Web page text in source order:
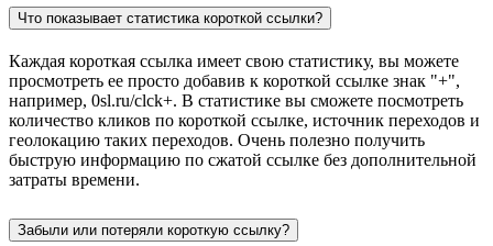
Что показывает статистика короткой ссылки?
Каждая короткая ссылка имеет свою статистику, вы можете
просмотреть ее просто добавив к короткой ссылке знак "+",
например, 0sl.ru/clck+. В статистике вы сможете посмотреть
количество кликов по короткой ссылке, источник переходов и
геолокацию таких переходов. Очень полезно получить
быструю информацию по сжатой ссылке без дополнительной
затраты времени.
Забыли или потеряли короткую ссылку?